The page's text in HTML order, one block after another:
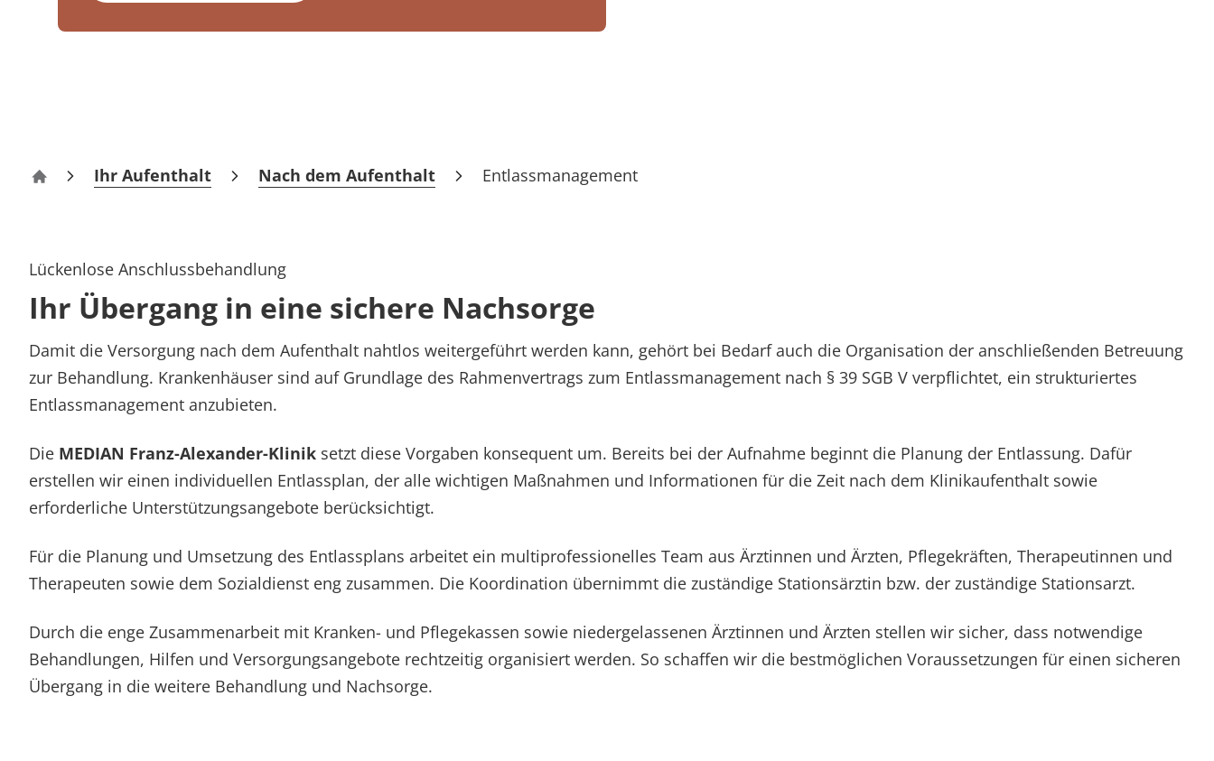
Medizin & Teilhabe
Kinder-und Jugendreha
Gynäkologie
Long Covid
Onkologie
Pneumologie
Rheumatologie
Prävention
Energiepolitik
Kosten & Kostenträger
Zuweiser
Über MEDIAN
Kooperationen
Blog
Franz-Alexander-Klinik Nordrach
Ihr Aufenthalt Nach dem Aufenthalt Entlassmanagement
Lückenlose Anschlussbehandlung
Ihr Übergang in eine sichere Nachsorge
Damit die Versorgung nach dem Aufenthalt nahtlos weitergeführt werden kann, gehört bei Bedarf auch die Organisation der anschließenden Betreuung
zur Behandlung. Krankenhäuser sind auf Grundlage des Rahmenvertrags zum Entlassmanagement nach § 39 SGB V verpflichtet, ein strukturiertes
Entlassmanagement anzubieten.
Die MEDIAN Franz-Alexander-Klinik setzt diese Vorgaben konsequent um. Bereits bei der Aufnahme beginnt die Planung der Entlassung. Dafür
erstellen wir einen individuellen Entlassplan, der alle wichtigen Maßnahmen und Informationen für die Zeit nach dem Klinikaufenthalt sowie
erforderliche Unterstützungsangebote berücksichtigt.
Für die Planung und Umsetzung des Entlassplans arbeitet ein multiprofessionelles Team aus Ärztinnen und Ärzten, Pflegekräften, Therapeutinnen und
Therapeuten sowie dem Sozialdienst eng zusammen. Die Koordination übernimmt die zuständige Stationsärztin bzw. der zuständige Stationsarzt.
Durch die enge Zusammenarbeit mit Kranken- und Pflegekassen sowie niedergelassenen Ärztinnen und Ärzten stellen wir sicher, dass notwendige
Behandlungen, Hilfen und Versorgungsangebote rechtzeitig organisiert werden. So schaffen wir die bestmöglichen Voraussetzungen für einen sicheren
Übergang in die weitere Behandlung und Nachsorge.